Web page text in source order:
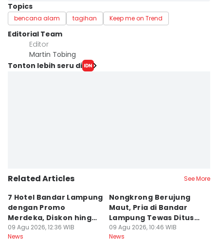
Topics
bencana alam tagihan Keep me on Trend
Editorial Team
Editor
Martin Tobing
Tonton lebih seru di
Related Articles See More
7 Hotel Bandar Lampung
dengan Promo
Merdeka, Diskon hingga
50 Persen
09 Agu 2026, 12:36 WIB
News
Nongkrong Berujung
Maut, Pria di Bandar
Lampung Tewas Ditusuk
Teman
09 Agu 2026, 10:46 WIB
News